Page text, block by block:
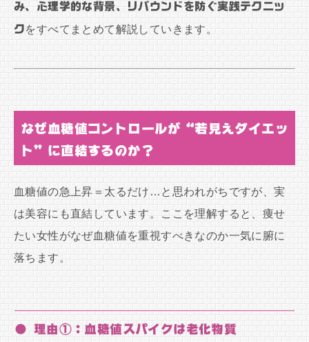
み、心理学的な背景、リバウンドを防ぐ実践テクニッ
クをすべてまとめて解説していきます。
なぜ血糖値コントロールが“若見えダイエッ
ト”に直結するのか？
血糖値の急上昇＝太るだけ…と思われがちですが、実
は美容にも直結しています。ここを理解すると、痩せ
たい女性がなぜ血糖値を重視すべきなのか一気に腑に
落ちます。
● 理由①：血糖値スパイクは老化物質